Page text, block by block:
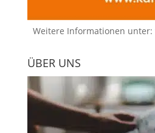
Weitere Informationen unter:
ÜBER UNS